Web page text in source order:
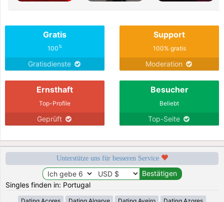
Gratis
100%
Gratisdienste
Support
100% gratis
Moderation
Ernsthaft
Top-Profile
Geprüft
Besucher
Beliebt
Top-Seite
Unterstütze uns für besseren Service
Singles finden in: Portugal